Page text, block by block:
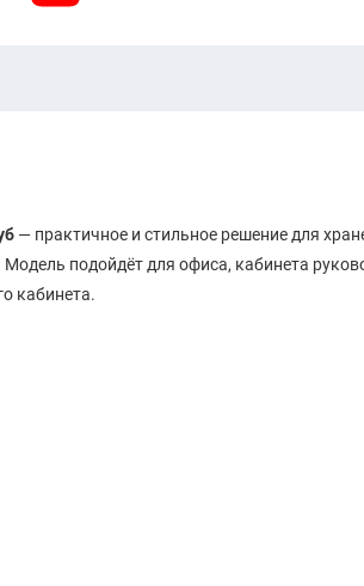
— практичное и стильное решение для
подойдёт для офиса, кабинета
кабинета.